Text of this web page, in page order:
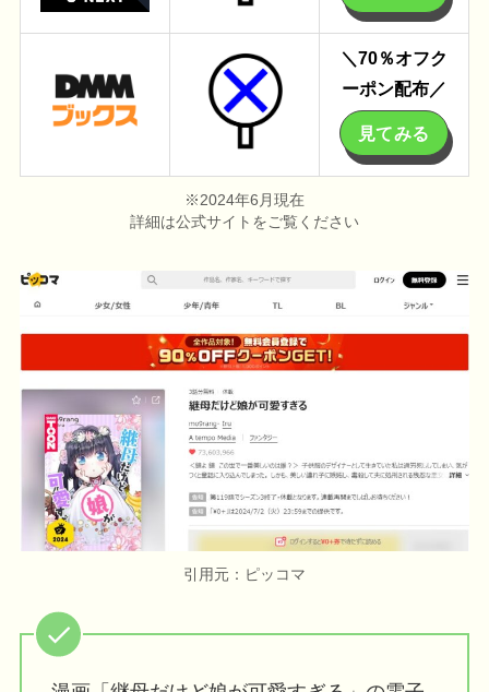
＼70％オフク
ーポン配布／
見てみる
※2024年6月現在
詳細は公式サイトをご覧ください
引用元：ピッコマ